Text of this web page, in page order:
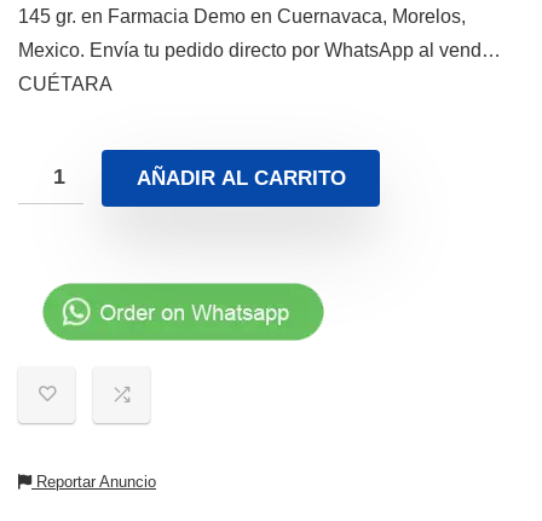
145 gr. en Farmacia Demo en Cuernavaca, Morelos,
Mexico. Envía tu pedido directo por WhatsApp al vend…
CUÉTARA
AÑADIR AL CARRITO
Reportar Anuncio